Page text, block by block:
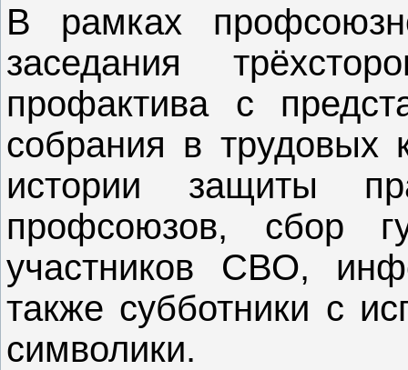
В рамках
заседания
профактива с
собрания в трудовых
истории защиты
профсоюзов, сбор
участников СВО,
также субботники с
символики.